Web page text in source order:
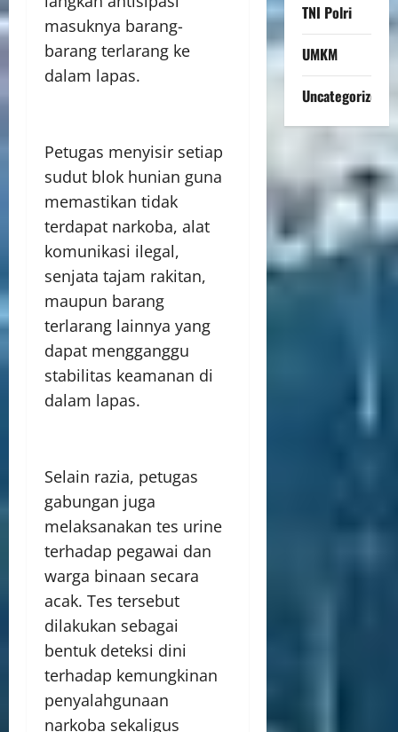
masuknya barang-
barang terlarang ke
dalam lapas.
Petugas menyisir setiap
sudut blok hunian guna
memastikan tidak
terdapat narkoba, alat
komunikasi ilegal,
senjata tajam rakitan,
maupun barang
terlarang lainnya yang
dapat mengganggu
stabilitas keamanan di
dalam lapas.
Selain razia, petugas
gabungan juga
melaksanakan tes urine
terhadap pegawai dan
warga binaan secara
acak. Tes tersebut
dilakukan sebagai
bentuk deteksi dini
terhadap kemungkinan
penyalahgunaan
narkoba sekaligus
TNI Polri
UMKM
Uncategorized